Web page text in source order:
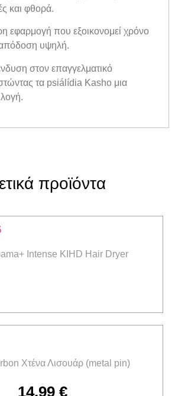
και φθορά.
εφαρμογή που εξοικονομεί χρόνο
απόδοση υψηλή.
στον επαγγελματικό
τα psiálídia Kasho μια
προϊόντα
Intense KIHD Hair Dryer
Χτένα Λισουάρ (metal pin)
14,99 €